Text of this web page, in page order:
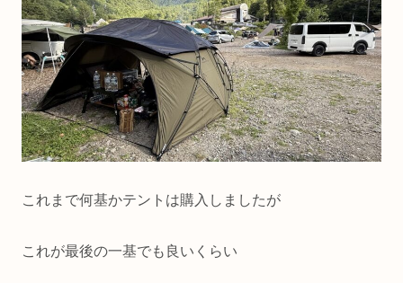
これまで何基かテントは購入しましたが
これが最後の一基でも良いくらい